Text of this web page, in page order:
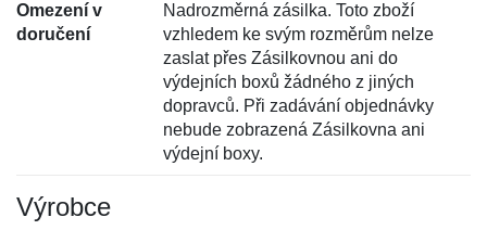
Omezení v
doručení
Nadrozměrná zásilka. Toto zboží
vzhledem ke svým rozměrům nelze
zaslat přes Zásilkovnou ani do
výdejních boxů žádného z jiných
dopravců. Při zadávání objednávky
nebude zobrazená Zásilkovna ani
výdejní boxy.
Výrobce